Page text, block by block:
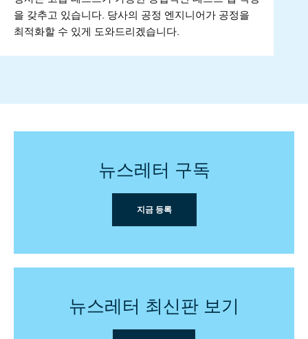
을 갖추고 있습니다. 당사의 공정 엔지니어가 공정을
최적화할 수 있게 도와드리겠습니다.
뉴스레터 구독
지금 등록
뉴스레터 최신판 보기